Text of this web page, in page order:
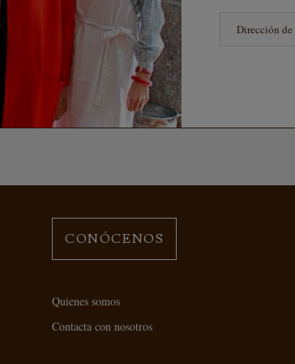
CONÓCENOS
Quienes somos
Contacta con nosotros